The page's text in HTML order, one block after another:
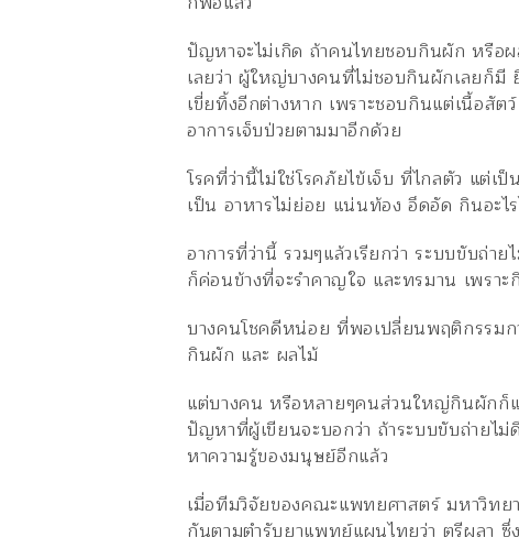
ปัญหาจะไม่เกิด ถ้าคนไทยชอบกินผัก หรือ
เลยว่า ผู้ใหญ่บางคนที่ไม่ชอบกินผักเลยก็มี
เขี่ยทิ้งอีกต่างหาก เพราะชอบกินแต่เนื้อสัต
อาการเจ็บป่วยตามมาอีกด้วย
โรคที่ว่านี้ไม่ใช่โรคภัยไข้เจ็บ ที่ไกลตัว แต่
เป็น อาหารไม่ย่อย แน่นท้อง อึดอัด กินอะไร
อาการที่ว่านี้ รวมๆแล้วเรียกว่า ระบบขับถ่า
ก็ค่อนข้างที่จะรำคาญใจ และทรมาน เพราะ
บางคนโชคดีหน่อย ที่พอเปลี่ยนพฤติกรรม
กินผัก และ ผลไม้
แต่บางคน หรือหลายๆคนส่วนใหญ่กินผักก็
ปัญหาที่ผู้เขียนจะบอกว่า ถ้าระบบขับถ่ายไม่
หาความรู้ของมนุษย์อีกแล้ว
เมื่อทีมวิจัยของคณะแพทยศาสตร์ มหาวิทย